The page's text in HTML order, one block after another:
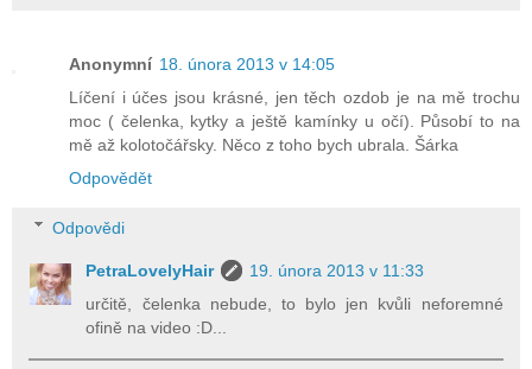
Anonymní 18. února 2013 v 14:05
Líčení i účes jsou krásné, jen těch ozdob je na mě trochu
moc ( čelenka, kytky a ještě kamínky u očí). Působí to na
mě až kolotočářsky. Něco z toho bych ubrala. Šárka
Odpovědět
Odpovědi
PetraLovelyHair
19. února 2013 v 11:33
určitě, čelenka nebude, to bylo jen kvůli neforemné
ofině na video :D...